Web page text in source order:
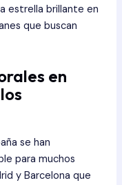
estrella brillante en
que buscan
en
se han
para muchos
y Barcelona que